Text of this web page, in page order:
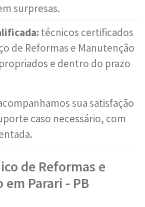
surpresas.
técnicos certificados
de Reformas e Manutenção
e dentro do prazo
sua satisfação
caso necessário, com
de Reformas e
Parari - PB